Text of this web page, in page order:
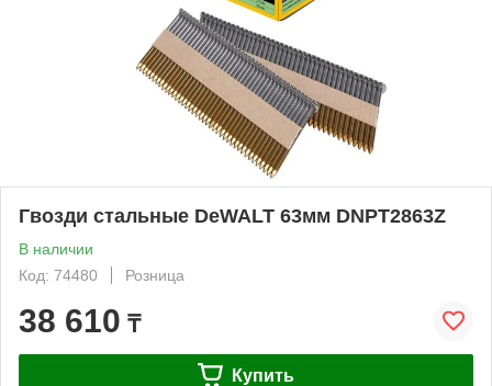
Гвозди стальные DeWALT 63мм DNPT2863Z
В наличии
Код: 74480
Розница
38 610 ₸
Купить